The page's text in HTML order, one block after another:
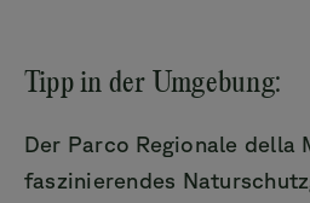
Tipp in der Umgebung:
Der Parco Regionale della
faszinierendes